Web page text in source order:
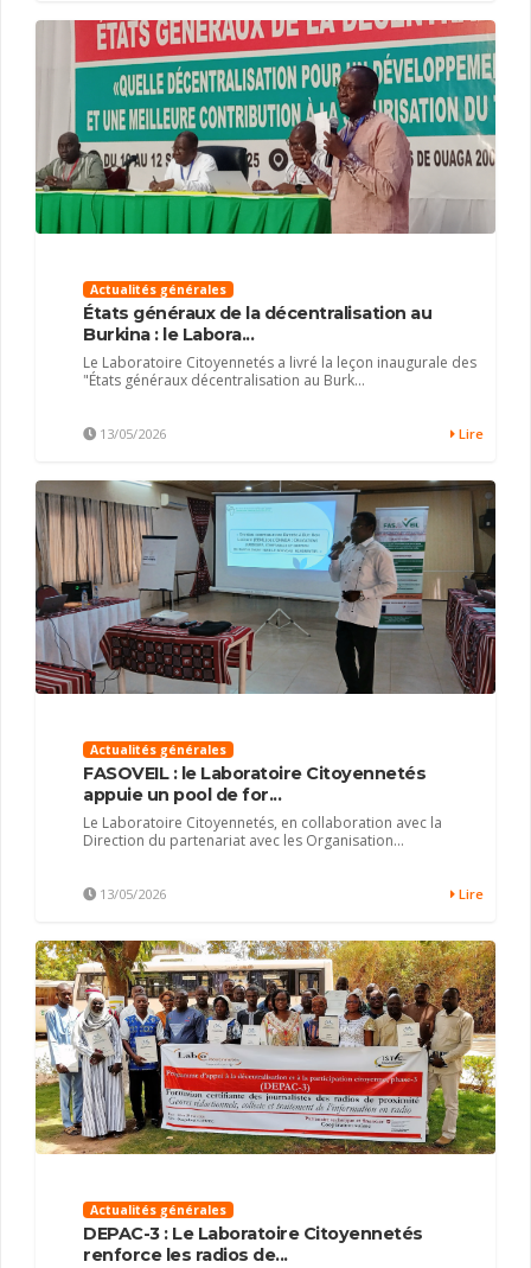
Actualités générales
États généraux de la décentralisation au
Burkina : le Labora...
Le Laboratoire Citoyennetés a livré la leçon inaugurale des
"États généraux décentralisation au Burk...
13/05/2026 Lire
Actualités générales
FASOVEIL : le Laboratoire Citoyennetés
appuie un pool de for...
Le Laboratoire Citoyennetés, en collaboration avec la
Direction du partenariat avec les Organisation...
13/05/2026 Lire
Actualités générales
DEPAC-3 : Le Laboratoire Citoyennetés
renforce les radios de...